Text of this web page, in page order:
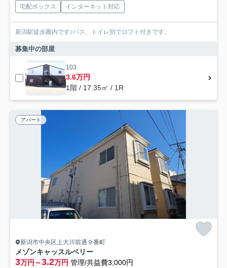
宅配ボックス インターネット対応
新潟駅徒歩圏内です♪バス、トイレ別でロフト付きです。
募集中の部屋
103
3.6万円
1階 / 17.35㎡ / 1R
アパート
新潟市中央区上大川前通９番町
メゾンキャッスルベリー
3万円～3.2万円 管理/共益費3,000円